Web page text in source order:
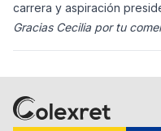
carrera y aspiración